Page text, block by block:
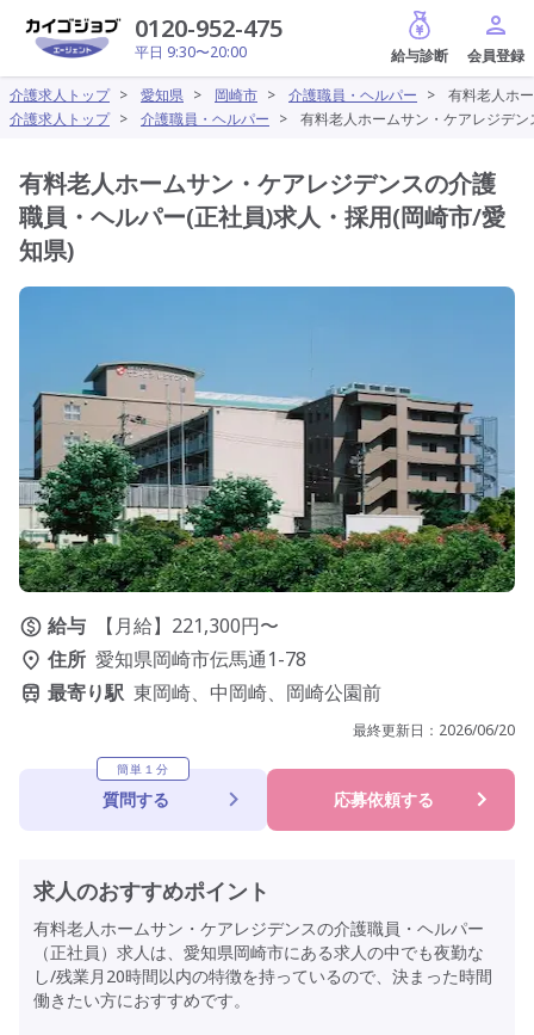
0120-952-475
平日 9:30〜20:00
給与診断
介護求人トップ > 愛知県 > 岡崎市 > 介護職員・ヘルパー >
有料老人ホ
介護求人トップ > 介護職員・ヘルパー > 有料老人ホームサン・ケアレジデ
有料老人ホームサン・ケアレジデンスの介護
職員・ヘルパー(正社員)求人・採用(岡崎市/愛
知県)
給与
【月給】221,300円〜
住所 愛知県岡崎市伝馬通1-78
最寄り駅 東岡崎、中岡崎、岡崎公園前
最終更新日： 2026/06/20
簡単１分
質問する 応募依頼する
求人のおすすめポイント
有料老人ホームサン・ケアレジデンスの介護職員・ヘルパー
（正社員）求人は、愛知県岡崎市にある求人の中でも夜勤な
し/残業月20時間以内の特徴を持っているので、決まった時間
働きたい方におすすめです。